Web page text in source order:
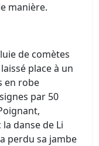
manière.
de comètes
place à un
en robe
par 50
danse de Li
perdu sa jambe